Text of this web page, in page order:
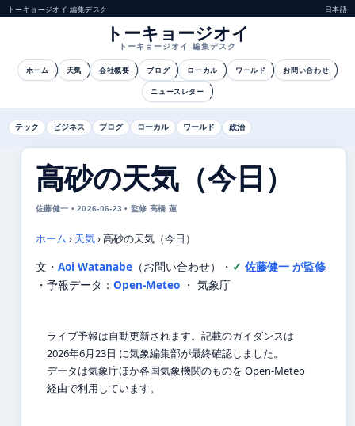
トーキョージオイ 編集デスク 日本語
トーキョージオイ
トーキョージオイ 編集デスク
ホーム 天気 会社概要 ブログ ローカル ワールド お問い合わせ
ニュースレター
テック ビジネス ブログ ローカル ワールド 政治
高砂の天気（今日）
佐藤健一 • 2026-06-23 • 監修 高橋 蓮
ホーム › 天気›高砂の天気（今日）
文・ Aoi Watanabe （お問い合わせ） ・
佐藤健一 が監修
・ 予報データ： Open-Meteo ・ 気象庁
ライブ予報は自動更新されます。記載のガイダンスは
2026年6月23日 に気象編集部が最終確認しました。
データは気象庁ほか各国気象機関のものを Open-Meteo
経由で利用しています。